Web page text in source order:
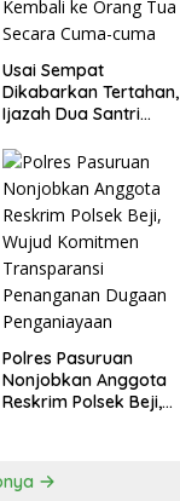
Usai Sempat
Dikabarkan Tertahan,
Ijazah Dua Santri
Secara Cuma-cuma
Polres Pasuruan
Nonjobkan Anggota
Reskrim Polsek Beji,
Penganiayaan